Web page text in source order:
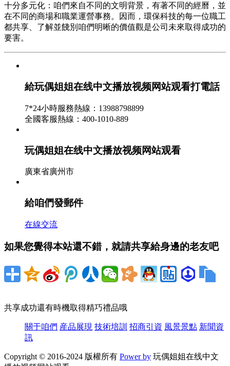
十分多元化：咱們來自不同的文明背景，有著不同的經曆，並
在不同的商場和職業運營事務。因而，環保科技的每一位職工
都共享、了解並餞別咱們明晰的價值觀是公司未來取得成功的
要害。
給玩偶姐姐在线中文播放视频网站观看打電話
7*24小時服務熱線：13988798899
全國客服熱線：400-1010-889
玩偶姐姐在线中文播放视频网站观看
廣東省廣州市
給咱們發郵件
在線交流
如果您覺得本站還不錯，就請共享給身邊的老友吧
共享成功還有時機取得精巧禮品哦
關于咱們 産品展現 技術培訓 招商引資 風景景點 新聞資
訊
Copyright © 2016-2024 版權所有 Power by 玩偶姐姐在线中文